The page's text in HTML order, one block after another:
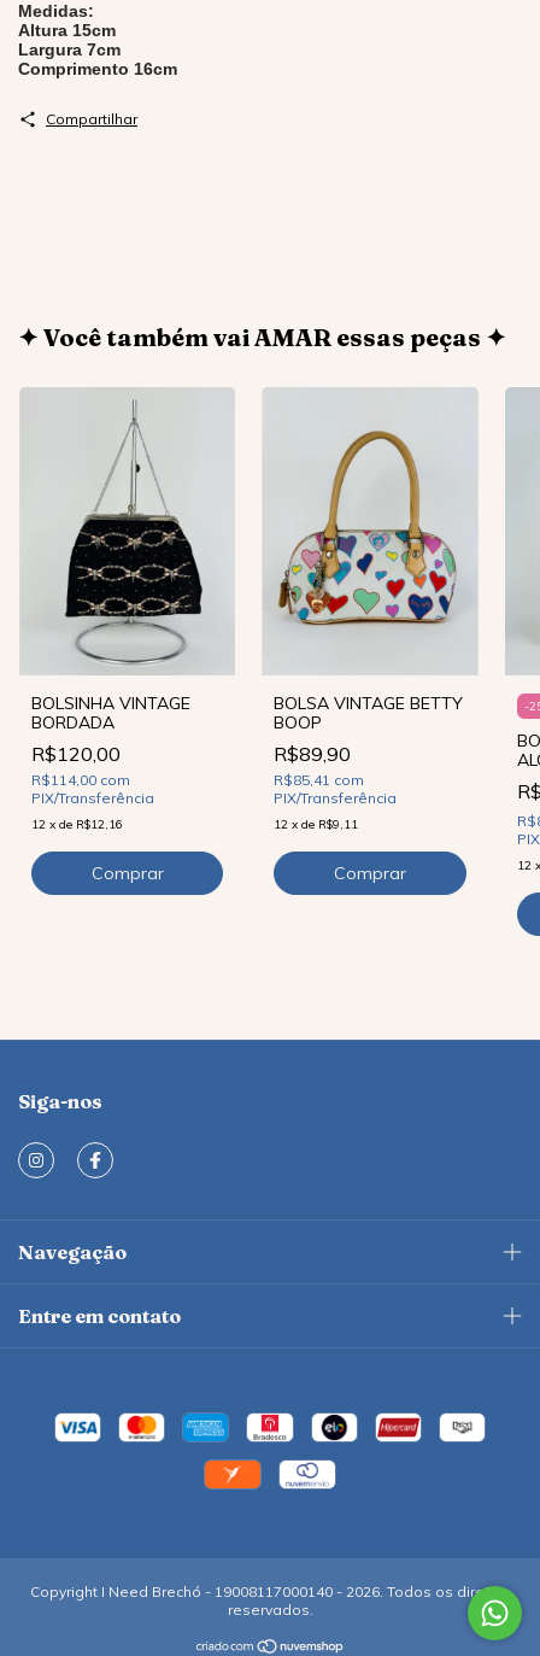
Medidas:
Altura 15cm
Largura 7cm
Comprimento 16cm
Compartilhar
✦ Você também vai AMAR essas peças ✦
BOLSINHA VINTAGE
BORDADA
R$120,00
R$114,00 com
PIX/Transferência
12 x de R$12,16
BOLSA VINTAGE BETTY
BOOP
R$89,90
R$85,41 com
PIX/Transferência
12 xde R$9,11
-
12
Siga-nos
Navegação
Entre em contato
Copyright I Need Brechó - 19008117000140 - 2026. Todos os direitos
reservados.